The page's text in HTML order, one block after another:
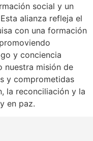
social y un
alianza refleja el
con una formación
y conciencia
nuestra misión de
y comprometidas
la reconciliación y la
en paz.